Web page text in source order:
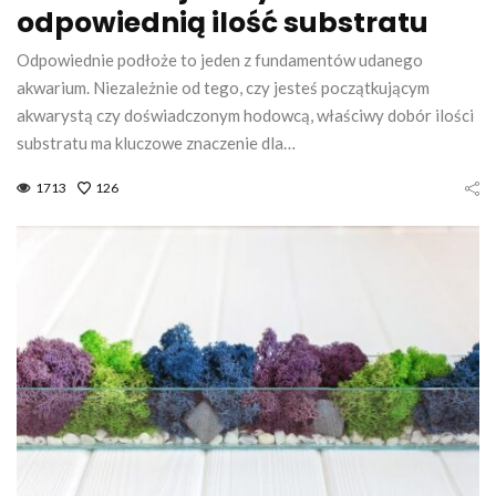
odpowiednią ilość substratu
Odpowiednie podłoże to jeden z fundamentów udanego
akwarium. Niezależnie od tego, czy jesteś początkującym
akwarystą czy doświadczonym hodowcą, właściwy dobór ilości
substratu ma kluczowe znaczenie dla…
1713 126